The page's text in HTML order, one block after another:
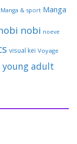
Manga & sport Manga
nobi noeve
visual kei Voyage
young adult